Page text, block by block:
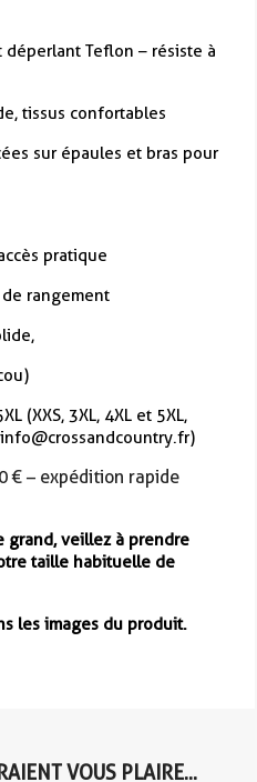
déperlant Teflon – résiste à
tissus confortables
sur épaules et bras pour
pratique
rangement
(XXS, 3XL, 4XL et 5XL,
€ – expédition rapide
grand, veillez à prendre
taille habituelle de
les images du produit.
VOUS PLAIRE...